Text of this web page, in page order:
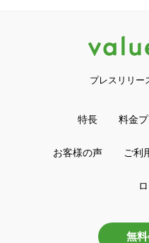
プレスリリー
特長 料金
お客様の声 ご利
無